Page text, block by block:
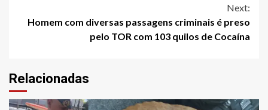
Next:
Homem com diversas passagens criminais é preso
pelo TOR com 103 quilos de Cocaína
Relacionadas